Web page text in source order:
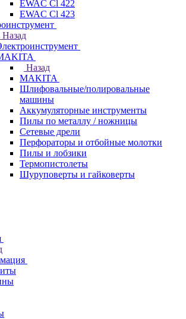
EWAC Cl 422
EWAC Cl 423
Назад
Назад
МAKITA
Шлифовальные/полировальные
машины
Аккумуляторные инструменты
Пилы по металлу / ножницы
Сетевые дрели
Перфораторы и отбойные молотки
Пилы и лобзики
Термопистолеты
Шуруповерты и гайковерты